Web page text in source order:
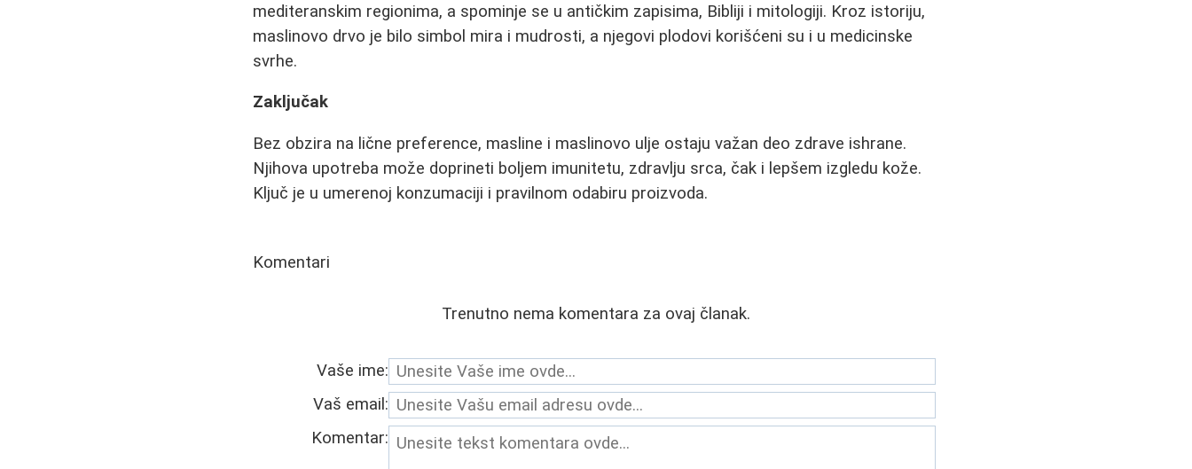
mediteranskim regionima, a spominje se u antičkim zapisima, Bibliji i mitologiji. Kroz istoriju,
maslinovo drvo je bilo simbol mira i mudrosti, a njegovi plodovi korišćeni su i u medicinske
svrhe.
Zaključak
Bez obzira na lične preference, masline i maslinovo ulje ostaju važan deo zdrave ishrane.
Njihova upotreba može doprineti boljem imunitetu, zdravlju srca, čak i lepšem izgledu kože.
Ključ je u umerenoj konzumaciji i pravilnom odabiru proizvoda.
Komentari
Trenutno nema komentara za ovaj članak.
Vaše ime:
Vaš email:
Komentar: